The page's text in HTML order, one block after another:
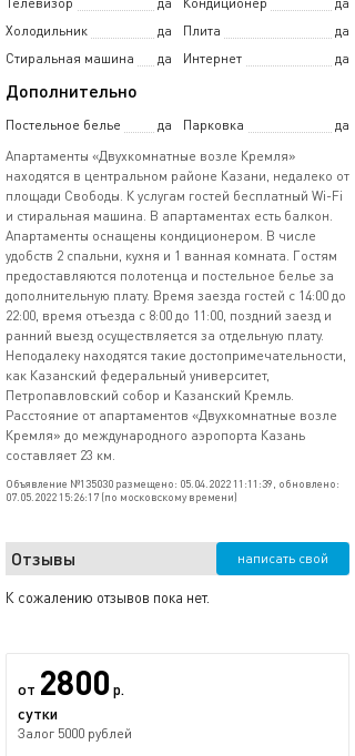
Холодильник
да Плита
да
Стиральная машина
да Интернет да
Дополнительно
Постельное белье да Парковка
да
Апартаменты «Двухкомнатные возле Кремля»
находятся в центральном районе Казани, недалеко от
площади Свободы. К услугам гостей бесплатный Wi-Fi
и стиральная машина. В апартаментах есть балкон.
Апартаменты оснащены кондиционером. В числе
удобств 2 спальни, кухня и 1 ванная комната. Гостям
предоставляются полотенца и постельное белье за
дополнительную плату. Время заезда гостей с 14:00 до
22:00, время отъезда с 8:00 до 11:00, поздний заезд и
ранний выезд осуществляется за отдельную плату.
Неподалеку находятся такие достопримечательности,
как Казанский федеральный университет,
Петропавловский собор и Казанский Кремль.
Расстояние от апартаментов «Двухкомнатные возле
Кремля» до международного аэропорта Казань
составляет 23 км.
Объявление №135030 размещено: 05.04.2022 11:11:39, обновлено:
07.05.2022 15:26:17 (по московскому времени)
Отзывы написать свой
К сожалению отзывов пока нет.
от 2800 р.
сутки
Залог 5000 рублей